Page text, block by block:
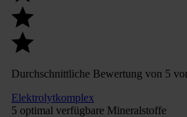
Durchschnittliche Bewertung von 5
Elektrolytkomplex
5 optimal verfügbare Mineralstoffe